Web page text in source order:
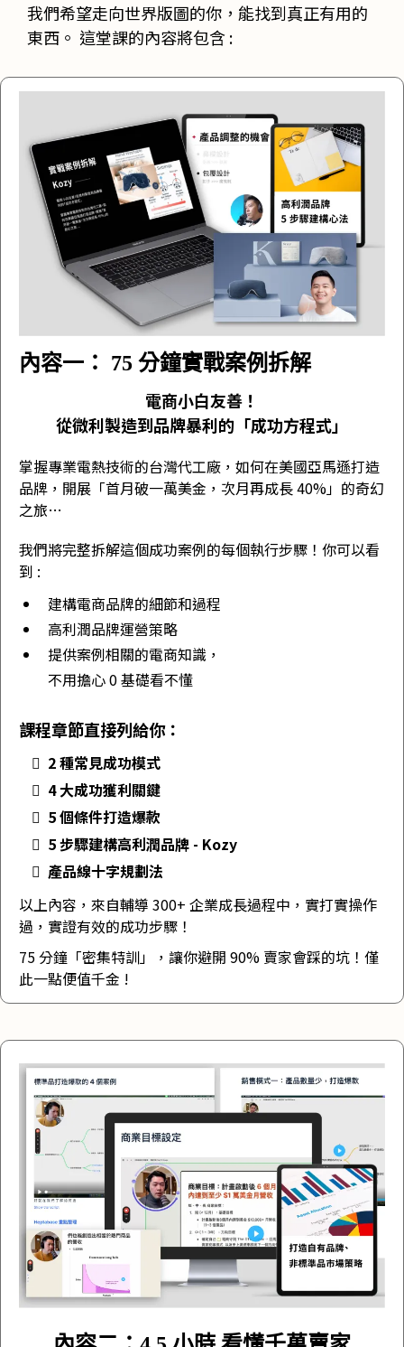
我們希望走向世界版圖的你，能找到真正有用的
東西。 這堂課的內容將包含 :
內容一： 75 分鐘實戰案例拆解
電商小白友善！
從微利製造到品牌暴利的「成功方程式」
掌握專業電熱技術的台灣代工廠，如何在美國亞馬遜打造
品牌，開展「首月破一萬美金，次月再成長 40%」的奇幻
之旅…
我們將完整拆解這個成功案例的每個執行步驟！你可以看
到 :
建構電商品牌的細節和過程
高利潤品牌運營策略
提供案例相關的電商知識，
不用擔心 0 基礎看不懂
課程章節直接列給你：
2 種常見成功模式
4 大成功獲利關鍵
5 個條件打造爆款
5 步驟建構高利潤品牌 - Kozy
產品線十字規劃法
以上內容，來自輔導 300+ 企業成長過程中，實打實操作
過，實證有效的成功步驟！
75 分鐘「密集特訓」，讓你避開 90% 賣家會踩的坑！僅
此一點便值千金 !